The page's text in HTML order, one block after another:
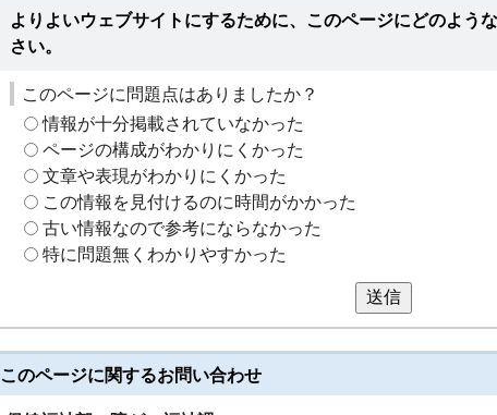
よりよいウェブサイトにするために、このページにどのよう
さい。
このページに問題点はありましたか？
情報が十分掲載されていなかった
ページの構成がわかりにくかった
文章や表現がわかりにくかった
この情報を見付けるのに時間がかかった
古い情報なので参考にならなかった
特に問題無くわかりやすかった
送信
このページに関するお問い合わせ